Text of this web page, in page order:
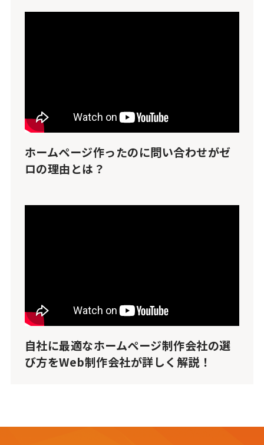
ホームページ作ったのに問い合わせがゼ
ロの理由とは？
自社に最適なホームページ制作会社の選
び方をWeb制作会社が詳しく解説！